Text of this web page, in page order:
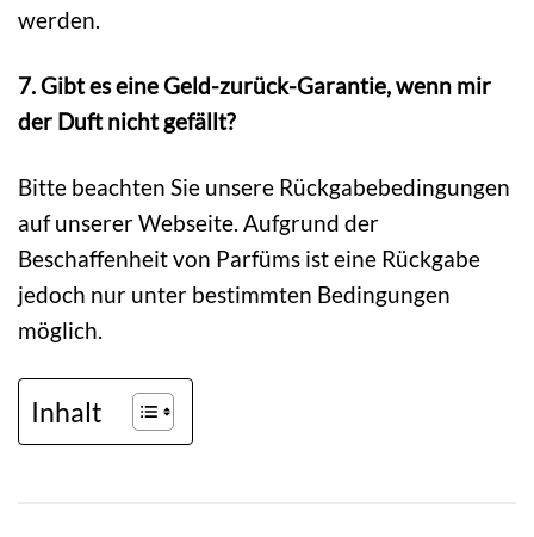
werden.
7. Gibt es eine Geld-zurück-Garantie, wenn mir
der Duft nicht gefällt?
Bitte beachten Sie unsere Rückgabebedingungen
auf unserer Webseite. Aufgrund der
Beschaffenheit von Parfüms ist eine Rückgabe
jedoch nur unter bestimmten Bedingungen
möglich.
Inhalt